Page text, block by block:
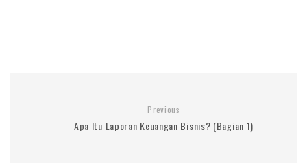
Previous
Apa Itu Laporan Keuangan Bisnis? (Bagian 1)